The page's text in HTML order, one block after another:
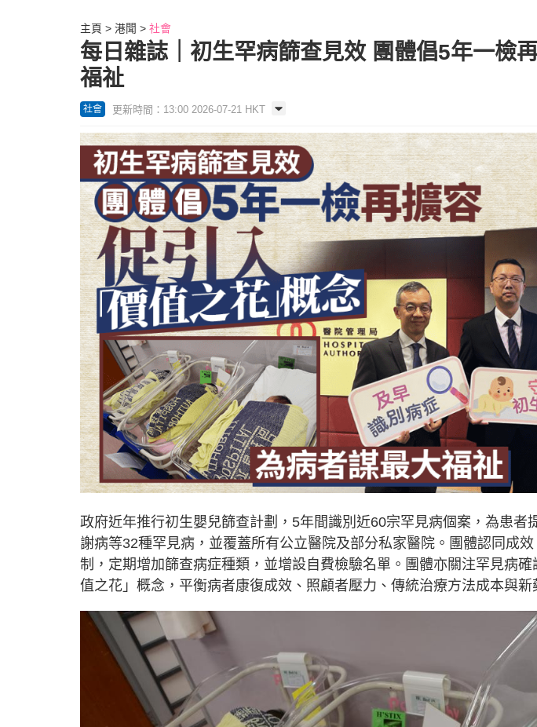
主頁 港聞 社會
每日雜誌｜初生罕病篩查見效 團體倡5年一檢
福祉
社會 更新時間：13:00 2026-07-21 HKT
政府近年推行初生嬰兒篩查計劃，5年間識別近60宗罕見病個案，為患者
謝病等32種罕見病，並覆蓋所有公立醫院及部分私家醫院。團體認同成
制，定期增加篩查病症種類，並增設自費檢驗名單。團體亦關注罕見病
值之花」概念，平衡病者康復成效、照顧者壓力、傳統治療方法成本與新